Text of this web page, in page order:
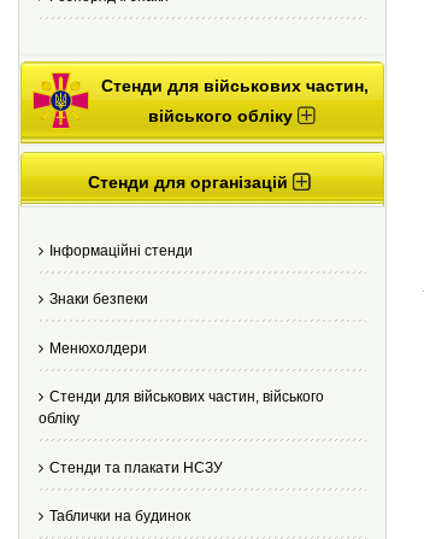
Стенди для військових частин,
війського обліку
Стенди для організацій
Інформаційні стенди
Знаки безпеки
Менюхолдери
Стенди для військових частин, війського
обліку
Стенди та плакати НСЗУ
Таблички на будинок